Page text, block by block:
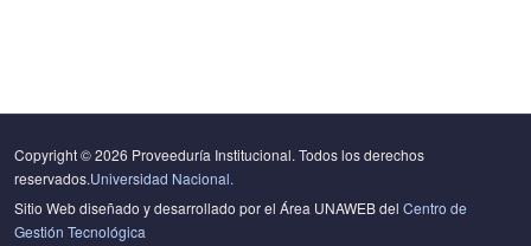
Copyright © 2026 Proveeduría Institucional. Todos los derechos
reservados.Universidad Nacional.
Sitio Web diseñado y desarrollado por el Área UNAWEB del Centro de
Gestión Tecnológica